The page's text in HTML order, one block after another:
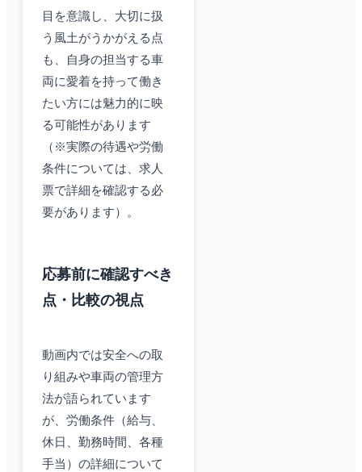
目を意識し、大切に扱
う風土がうかがえる点
も、自身の担当する車
両に愛着を持って働き
たい方には魅力的に映
る可能性があります
（※実際の待遇や労働
条件については、求人
票で詳細を確認する必
要があります）。
応募前に確認すべき
点・比較の視点
動画内では安全への取
り組みや車両の管理方
法が語られています
が、労働条件（給与、
休日、勤務時間、各種
手当）の詳細について